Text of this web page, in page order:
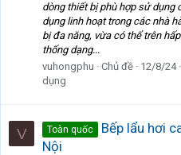
dòng thiết bị phù hợp sử dụng
dụng linh hoạt trong các nhà
bị đa năng, vừa có thể trên
thống dạng...
vuhongphu
Chủ đề 12/8/24
dụng
V Toàn quốc
Bếp lẩu hơi
Nội